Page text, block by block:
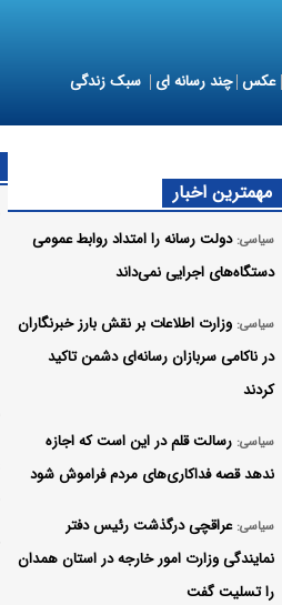
عکس چند رسانه ای سبک زندگی
مهمترین اخبار
سیاسی: دولت رسانه را امتداد روابط عمومی
دستگاه‌های اجرایی نمی‌داند
سیاسی: وزارت اطلاعات بر نقش بارز خبرنگاران
در ناکامی سربازان رسانه‌ای دشمن تاکید
کردند
سیاسی: رسالت قلم در این است که اجازه
ندهد قصه‌ فداکاری‌های مردم فراموش شود
سیاسی: عراقچی درگذشت رئیس دفتر
نمایندگی وزارت امور خارجه در استان همدان
را تسلیت گفت